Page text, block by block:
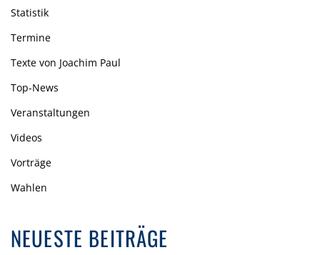
Statistik
Termine
Texte von Joachim Paul
Top-News
Veranstaltungen
Videos
Vorträge
Wahlen
NEUESTE BEITRÄGE